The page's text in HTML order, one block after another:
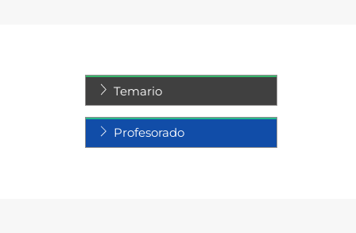
Temario
Profesorado